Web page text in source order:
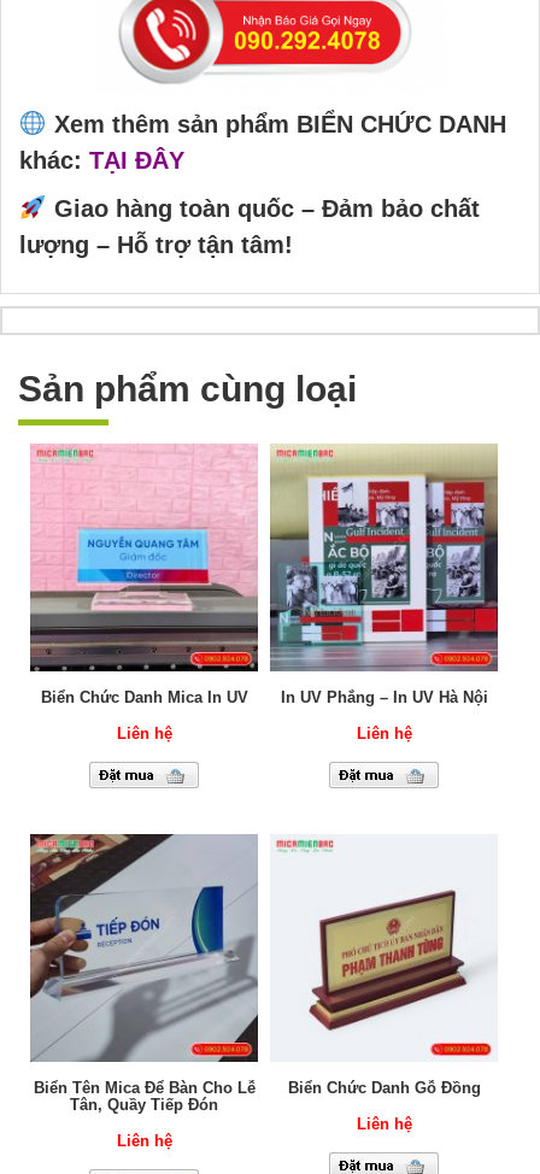
Xem thêm sản phẩm BIỂN CHỨC DANH
khác: TẠI ĐÂY
Giao hàng toàn quốc – Đảm bảo chất
lượng – Hỗ trợ tận tâm!
Sản phẩm cùng loại
Biển Chức Danh Mica In UV
Liên hệ
In UV Phẳng – In UV Hà Nội
Liên hệ
Biển Tên Mica Để Bàn Cho Lễ
Tân, Quầy Tiếp Đón
Liên hệ
Biển Chức Danh Gỗ Đồng
Liên hệ